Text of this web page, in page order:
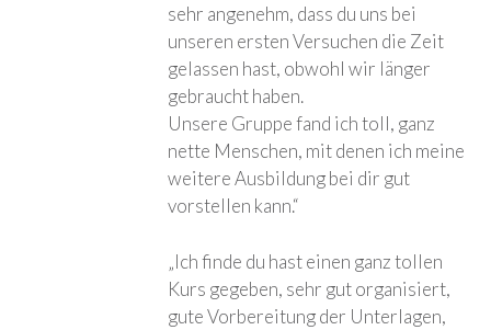
sehr angenehm, dass du uns bei
unseren ersten Versuchen die Zeit
gelassen hast, obwohl wir länger
gebraucht haben.
Unsere Gruppe fand ich toll, ganz
nette Menschen, mit denen ich meine
weitere Ausbildung bei dir gut
vorstellen kann.“
„Ich finde du hast einen ganz tollen
Kurs gegeben, sehr gut organisiert,
gute Vorbereitung der Unterlagen,